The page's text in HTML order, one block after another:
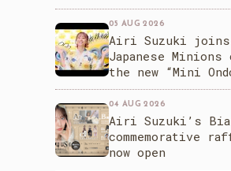
05 AUG 2026
Airi Suzuki
Japanese
the new “Mini
04 AUG 2026
Airi Suzuki’s
commemorative
now open